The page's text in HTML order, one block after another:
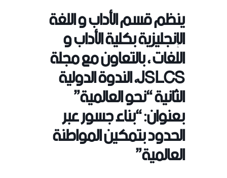
ينظم قسم الأداب و اللغة
الإنجليزية بكلية الأداب و
اللغات ، بالتعاون مع مجلة
JSLCS، الندوة الدولية
الثانية “نحو العالمية”
بعنوان: “بناء جسور عبر
الحدود بتمكين المواطنة
العالمية”